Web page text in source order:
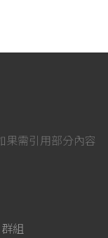
果需引用部分內容
組